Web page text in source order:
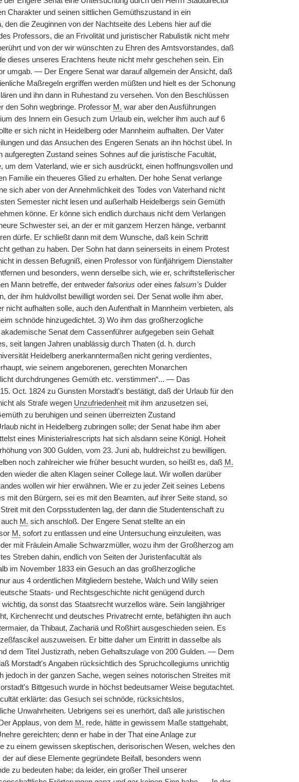
Charakter und seinen sittlichen Gemüthszustand in ein
die Zeuginnen von der Nachtseite des Lebens hier auf die
Professors, die an| Frivolität und juristischer Rabulistik nicht mehr
und von der wir wünschten zu Ehren des Amtsvorstandes, daß
dieses unseres Erachtens heute nicht mehr geschehen sein. Ein
umgab. — Der Engere Senat war darauf allgemein der Ansicht, daß
Maßregeln ergriffen werden müßten und hielt es der Schonung
und ihn dann in Ruhestand zu versehen. Von den Beschlüssen
den Sohn wegbringe. Professor M. war aber den Ausführungen
des Innern ein Gesuch zum Urlaub ein, welcher ihm auch auf 6
er sich nicht in Heidelberg oder Mannheim aufhalten. Der Vater
und das Ansuchen des Engeren Senats an ihn höchst übel. In
Zustand seines Sohnes auf die juristische Facultät,
dem Vaterland, wie er sich ausdrückt, einen hoffnungsvollen und
Familie ein theueres Glied zu erhalten. Der hohe Senat verlange
sich aber von der Annehmlichkeit des Todes von Vaterhand nicht
Semester nicht lesen und außerhalb Heidelbergs sein Gemüth
könne. Er könne sich endlich durchaus nicht dem Verlangen
Schwester sei, an der er mit ganzem Herzen hänge, verbannt
dürfe. Er schließt dann mit dem Wunsche, daß kein Schritt
gethan zu haben. Der Sohn hat dann seinerseits in einem Protest
in dessen Befugniß, einen Professor von fünfjährigem Dienstalter
und besonders, wenn derselbe sich, wie er, schriftstellerischer
Mann betreffe, der entweder falsorius oder eines falsum's Dulder
der ihm huldvollst bewilligt worden sei. Der Senat wolle ihm aber,
aufhalten solle, auch den Aufenthalt in Mannheim verbieten, als
schnöde hinzugedichtet. 3) Wo ihm das großherzogliche
Senat dem Cassenführer aufgegeben sein Gehalt
seit langen Jahren unablässig durch Thaten (d. h. durch
Heidelberg anerkanntermaßen nicht gering verdientes,
wie seinem angeborenen, gerechten Monarchen
durchdrungenes Gemüth etc. verstimmen“... — Das
Oct. 1824 zu Gunsten Morstadt's bestätigt, daß der Urlaub für den
als Strafe wegen Unzufriedenheitmit ihm anzusetzen sei,
zu beruhigen und seinen überreizten Zustand
nicht in Heidelberg zubringen solle; der Senat habe ihm aber
eines Ministerialrescripts hat sich alsdann seine Königl. Hoheit
von 300 Gulden, vom 23. Juni ab, huldreichst zu bewilligen.
noch zahlreicher wie früher besucht wurden, so heißt es, daß M.
wieder die alten Klagen seiner College laut. Wir wollen darüber
wollen wir hier erwähnen. Wie er zu jeder Zeit seines Lebens
mit den Bürgern, sei es mit den Beamten, auf ihrer Seite stand, so
mit den Corpsstudenten lag, der dann die Studentenschaft zu
M. sich anschloß. Der Engere Senat stellte an ein
M. sofort zu entlassen und eine Untersuchung einzuleiten, was
mit Fräulein Amalie Schwarzmüller, wozu ihm der Großherzog am
Streben dahin, endlich von Seiten der Juristenfacultät als
im November 1833 ein Gesuch an das großherzogliche
aus 4 ordentlichen Mitgliedern bestehe, Walch und Willy seien
Staats- und Rechtsgeschichte nicht genügend durch
da sonst das Staatsrecht wurzellos wäre. Sein langjähriger
Kirchenrecht und deutsches Privatrecht ernte, befähigten ihn auch
da Thibaut, Zachariä und Roßhirt ausgeschieden seien. Es
auszuweisen. Er bitte daher um Eintritt in dasselbe als
dem Titel Justizrath, neben Gehaltszulage von 200 Gulden. — Dem
Morstadt's Angaben rücksichtlich des Spruchcollegiums unrichtig
in der ganzen Sache, wegen seines notorischen Streites mit
Bittgesuch wurde in höchst bedeutsamer Weise begutachtet.
erklärte: das Gesuch sei schnöde, rücksichtslos,
Unwahrheiten. Uebrigens sei es unerhört, daß alle juristischen
Applaus, von dem M. rede, hätte in gewissem Maße stattgehabt,
gereichten; denn er habe in der That eine Anlage zur
zu einem gewissen skeptischen, derisorischen Wesen, welches den
auf diese Elemente gegründete Beifall, besonders wenn
zu bedeuten habe; da leider, ein großer Theil unserer